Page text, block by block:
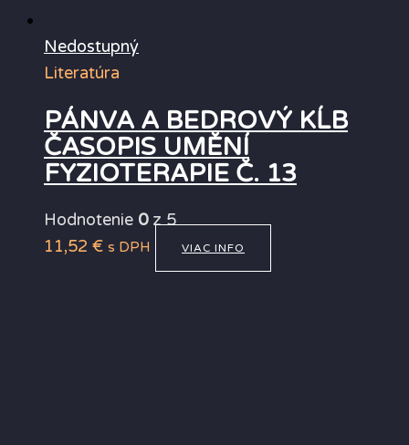
Nedostupný
Literatúra
PÁNVA A BEDROVÝ KĹB
ČASOPIS UMĚNÍ
FYZIOTERAPIE Č. 13
Hodnotenie 0z 5
11,52 € s DPH VIAC INFO